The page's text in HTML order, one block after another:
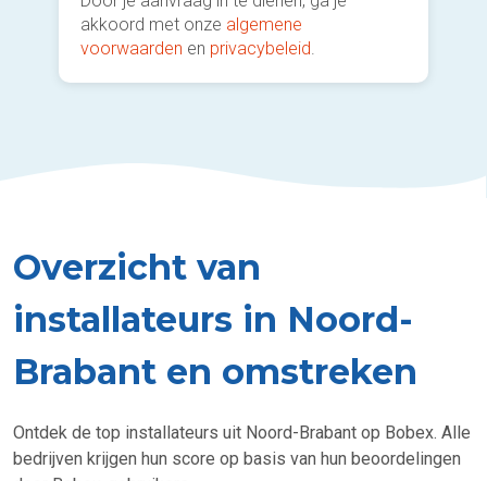
akkoord met onze algemene
voorwaarden en privacybeleid.
Overzicht van
installateurs in Noord-
Brabant en omstreken
Ontdek de top installateurs uit Noord-Brabant op Bobex. Alle
bedrijven krijgen hun score op basis van hun beoordelingen